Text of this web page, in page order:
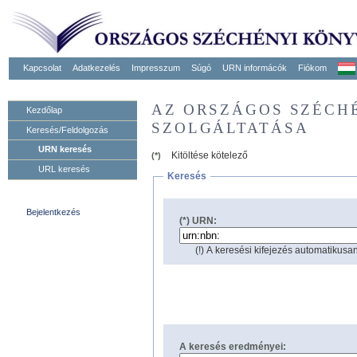
Kapcsolat Adatkezelés Impresszum Súgó URN informácók Fiókom
Kezdőlap
Keresés/Feldolgozás
URN keresés
URL keresés
Bejelentkezés
AZ ORSZÁGOS
SZOLGÁLTATÁSA
(*)
Kitöltése kötelező
Keresés
(*) URN:
(!) A keresési kifejezés
A keresés eredményei: